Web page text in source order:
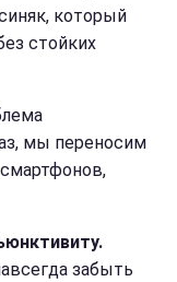
который
стойких
мы переносим
забыть